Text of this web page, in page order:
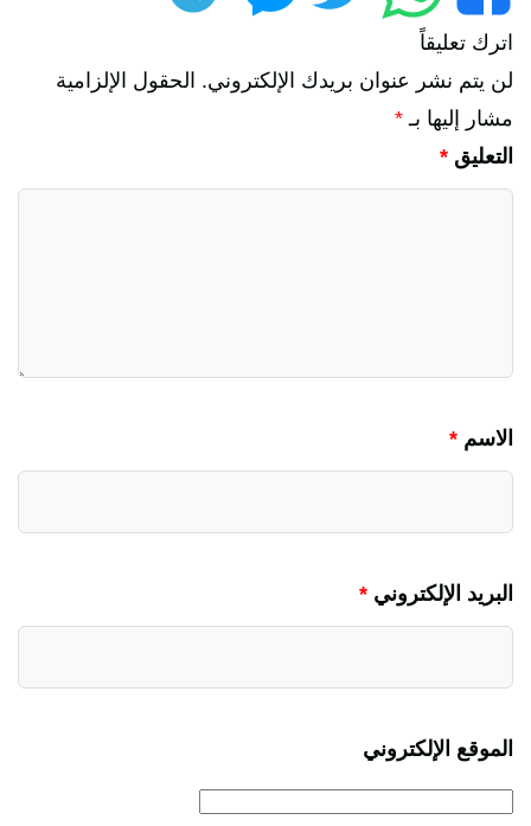
اترك تعليقاً
لن يتم نشر عنوان بريدك الإلكتروني. الحقول الإلزامية
مشار إليها بـ *
التعليق *
الاسم *
البريد الإلكتروني *
الموقع الإلكتروني